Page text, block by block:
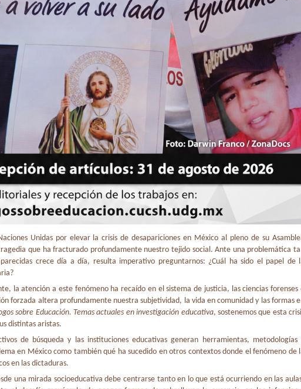
Unidas por elevar la crisis de desapariciones en México al pleno de su
que ha fracturado profundamente nuestro tejido social. Ante una problemática
crece día a día, resulta imperativo preguntarnos: ¿Cuál ha sido el papel de
la atención a este fenómeno ha recaído en el sistema de justicia, las ciencias forenses
forzada altera profundamente nuestra subjetividad, la vida en comunidad y las formas
sobre Educación. Temas actuales en investigación educativa, sostenemos que esta
distintas aristas.
de búsqueda y las instituciones educativas generan herramientas, metodologías
en México como también qué ha sucedido en otros contextos donde el fenómeno de
en las dictaduras.
una mirada socioeducativa debe centrarse tanto en lo que está ocurriendo en las